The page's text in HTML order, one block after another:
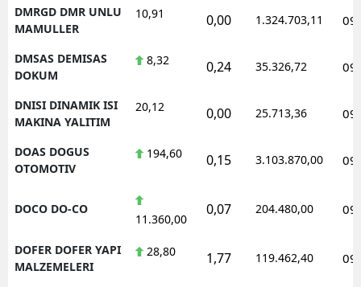
DMRGD DMR UNLU
MAMULLER
10,91 0,00 1.324.703,11
DMSAS DEMISAS
DOKUM
8,32 0,24 35.326,72
DNISI DINAMIK ISI
MAKINA YALITIM
20,12 0,00 25.713,36
DOAS DOGUS
OTOMOTIV
194,60 0,15 3.103.870,00
DOCO DO-CO
11.360,00
0,07 204.480,00
DOFER DOFER YAPI
MALZEMELERI
28,80 1,77 119.462,40